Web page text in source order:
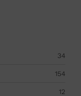
34
154
12